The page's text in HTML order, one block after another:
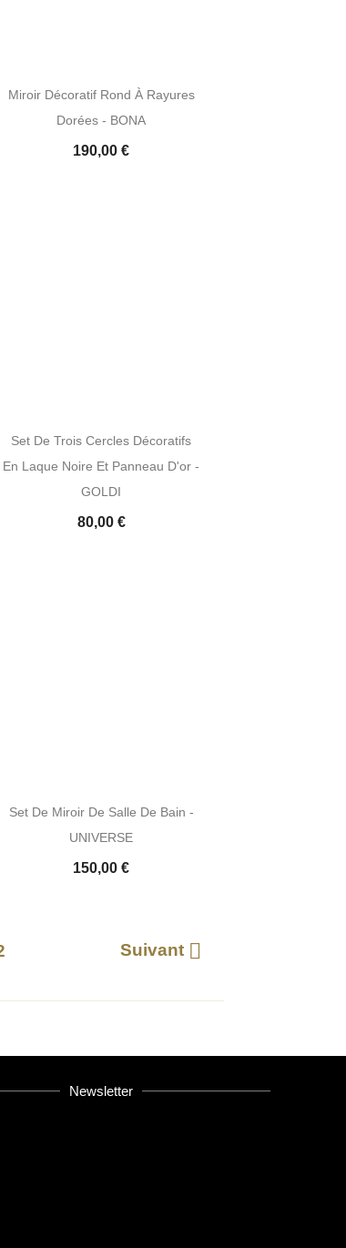
Miroir Décoratif Rond À Rayures
Dorées - BONA
190,00 €
Set De Trois Cercles Décoratifs
En Laque Noire Et Panneau D'or -
GOLDI
80,00 €
Set De Miroir De Salle De Bain -
UNIVERSE
150,00 €
Suivant 
Newsletter